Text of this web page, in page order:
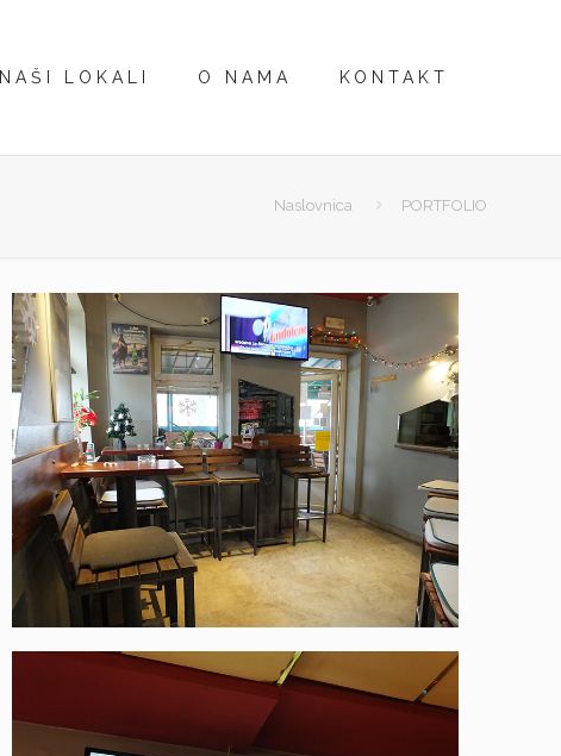
NAŠI LOKALI O NAMA KONTAKT
Naslovnica PORTFOLIO
Struja u prolazu
Čakovec
Struja u prolazu